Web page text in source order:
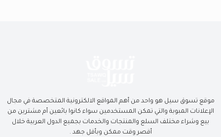
موقع تسوق سيل هو واحد من أهم المواقع الالكترونية المتخصصة في مجال
الإعلانات المبوبة والتي تمكن المستخدمين سواء كانوا بائعين أم مشترين من
بيع وشراء مختلف السلع والمنتجات والخدمات بجميع الدول العربية خلال
أقصر وقت ممكن وبأقل جهد .